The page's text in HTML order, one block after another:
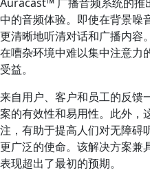
中的音频体验。即使在背景噪
更清晰地听清对话和广播内容
在嘈杂环境中难以集中注意力
受益。
来自用户、客户和员工的反馈
案的有效性和易用性。此外，
注，有助于提高人们对无障碍
更广泛的使命。该解决方案兼
表现超出了最初的预期。